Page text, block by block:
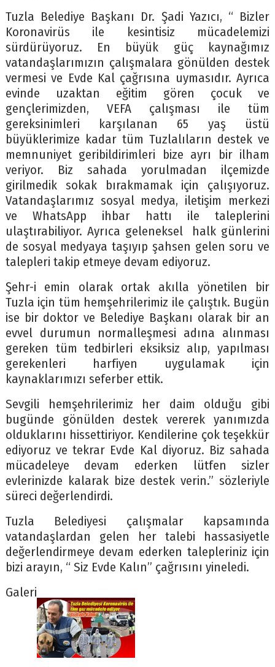
Tuzla Belediye Başkanı Dr. Şadi Yazıcı, “ Bizler
Koronavirüs ile kesintisiz mücadelemizi
sürdürüyoruz. En büyük güç kaynağımız
vatandaşlarımızın çalışmalara gönülden destek
vermesi ve Evde Kal çağrısına uymasıdır. Ayrıca
evinde uzaktan eğitim gören çocuk ve
gençlerimizden, VEFA çalışması ile tüm
gereksinimleri karşılanan 65 yaş üstü
büyüklerimize kadar tüm Tuzlalıların destek ve
memnuniyet geribildirimleri bize ayrı bir ilham
veriyor. Biz sahada yorulmadan ilçemizde
girilmedik sokak bırakmamak için çalışıyoruz.
Vatandaşlarımız sosyal medya, iletişim merkezi
ve WhatsApp ihbar hattı ile taleplerini
ulaştırabiliyor. Ayrıca geleneksel halk günlerini
de sosyal medyaya taşıyıp şahsen gelen soru ve
talepleri takip etmeye devam ediyoruz.
Şehr-i emin olarak ortak akılla yönetilen bir
Tuzla için tüm hemşehrilerimiz ile çalıştık. Bugün
ise bir doktor ve Belediye Başkanı olarak bir an
evvel durumun normalleşmesi adına alınması
gereken tüm tedbirleri eksiksiz alıp, yapılması
gerekenleri harfiyen uygulamak için
kaynaklarımızı seferber ettik.
Sevgili hemşehrilerimiz her daim olduğu gibi
bugünde gönülden destek vererek yanımızda
olduklarını hissettiriyor. Kendilerine çok teşekkür
ediyoruz ve tekrar Evde Kal diyoruz. Biz sahada
mücadeleye devam ederken lütfen sizler
evlerinizde kalarak bize destek verin.” sözleriyle
süreci değerlendirdi.
Tuzla Belediyesi çalışmalar kapsamında
vatandaşlardan gelen her talebi hassasiyetle
değerlendirmeye devam ederken talepleriniz için
bizi arayın, “ Siz Evde Kalın” çağrısını yineledi.
Galeri